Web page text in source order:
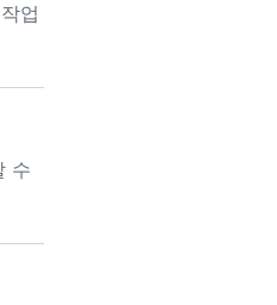
업
수